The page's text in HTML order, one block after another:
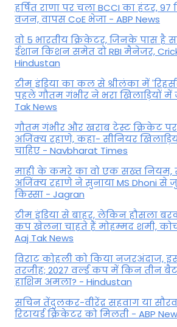
हर्षित राणा पर चला BCCI का हंटर,
वजन, वापस CoE भेजा - ABP News
वो 5 भारतीय क्रिकेटर, जिनके पास है
ईशान किशन समेत दो RBI मैनेजर,
Hindustan
टीम इंडिया का कल से श्रीलंका में
पहले गौतम गंभीर ने भरा ख‍िलाड़‍ियों में
Tak News
गौतम गंभीर और खराब टेस्ट क्रिकेट
अजिंक्य रहाणे, कहा- सीनियर
चाहिए - Navbharat Times
माही के कमरे का वो एक सख्त नियम,
अजिंक्‍य रहाणे ने सुनाया MS Dhoni से
किस्सा - Jagran
टीम इंडिया से बाहर, लेकिन हौसला
कप खेलना चाहते हैं मोहम्मद शमी,
Aaj Tak News
विराट कोहली को किया नजरअंदाज,
तरजीह; 2027 वर्ल्ड कप में किन तीन
हाशिम अमला? - Hindustan
सचिन तेंदुलकर-वीरेंद्र सहवाग या
रिटायर्ड क्रिकेटर को मिलती - ABP